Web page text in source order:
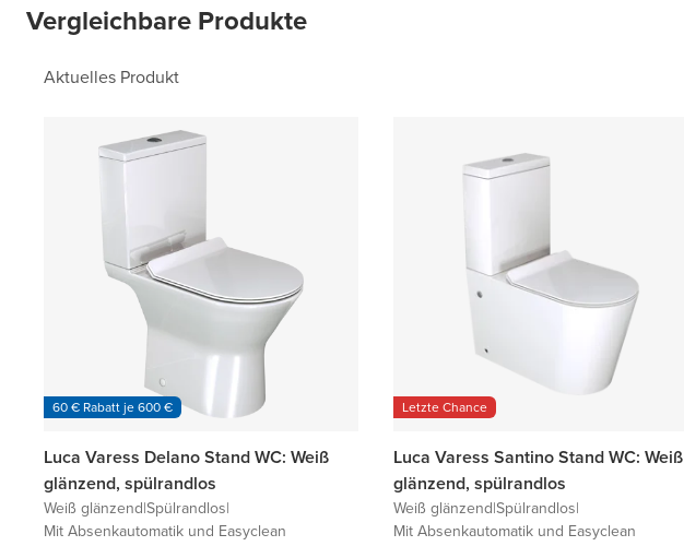
Vergleichbare Produkte
Aktuelles Produkt
60 € Rabatt je 600 €
Luca Varess Delano Stand WC: Weiß
glänzend, spülrandlos
Weiß glänzend|Spülrandlos|
Mit Absenkautomatik und Easyclean
Letzte Chance
Luca Varess Santino Stand WC: Weiß
glänzend, spülrandlos
Weiß glänzend|Spülrandlos|
Mit Absenkautomatik und Easyclean